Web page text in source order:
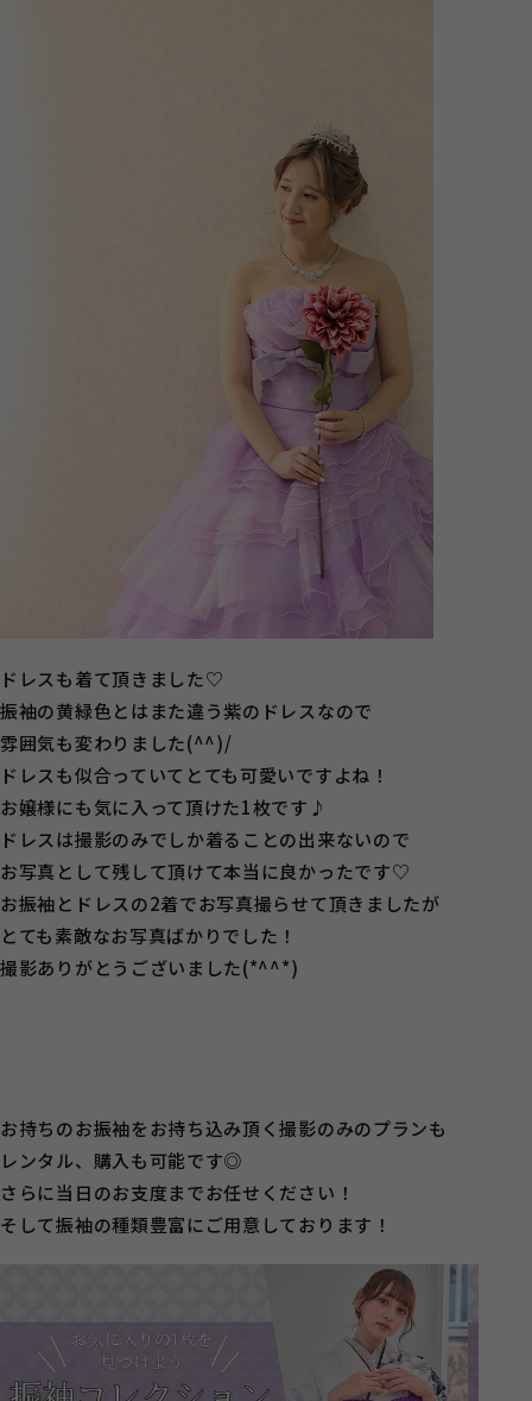
ドレスも着て頂きました♡
振袖の黄緑色とはまた違う紫のドレスなので
雰囲気も変わりました(^^)/
ドレスも似合っていてとても可愛いですよね！
お嬢様にも気に入って頂けた1枚です♪
ドレスは撮影のみでしか着ることの出来ないので
お写真として残して頂けて本当に良かったです♡
お振袖とドレスの2着でお写真撮らせて頂きましたが
とても素敵なお写真ばかりでした！
撮影ありがとうございました(*^^*)
お持ちのお振袖をお持ち込み頂く撮影のみのプランも
レンタル、購入も可能です◎
さらに当日のお支度までお任せください！
そして振袖の種類豊富にご用意しております！